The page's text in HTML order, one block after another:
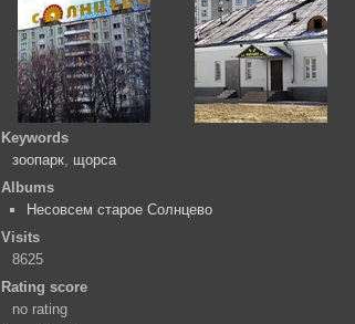
Keywords
зоопарк щорса
Albums
Несовсем старое Солнцево
Visits
8625
Rating score
no rating